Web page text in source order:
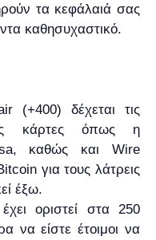
τα κεφάλαιά σας
καθησυχαστικό.
(+400) δέχεται τις
κάρτες όπως η
καθώς και Wire
για τους λάτρεις
έξω.
οριστεί στα 250
να είστε έτοιμοι να